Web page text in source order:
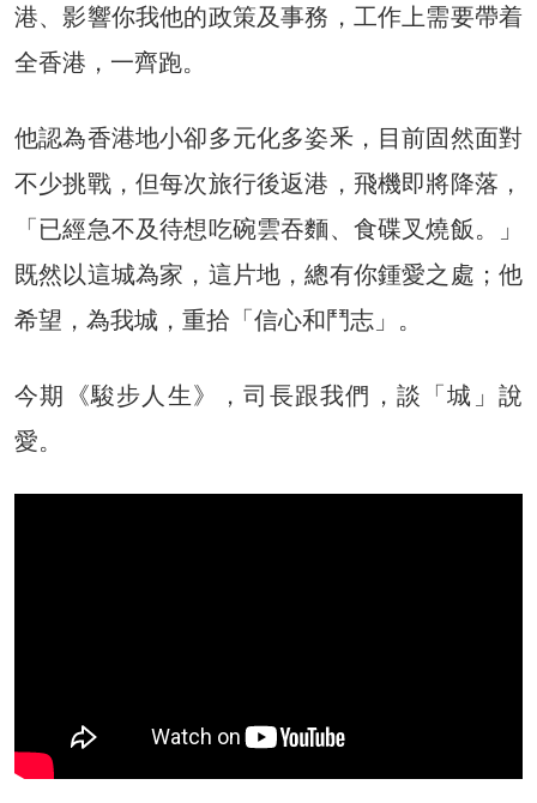
港、影響你我他的政策及事務，工作上需要帶着
全香港，一齊跑。
他認為香港地小卻多元化多姿釆，目前固然面對
不少挑戰，但每次旅行後返港，飛機即將降落，
「已經急不及待想吃碗雲吞麵、食碟叉燒飯。」
既然以這城為家，這片地，總有你鍾愛之處；他
希望，為我城，重拾「信心和鬥志」。
今期《駿步人生》，司長跟我們，談「城」說
愛。